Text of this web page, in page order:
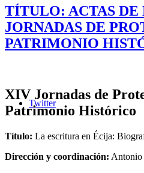
Twitter
TÍTULO: ACTAS DE
JORNADAS DE
PATRIMONIO
XIV Jornadas de
Patrimonio Histórico
Título: La escritura en Écija:
Dirección y coordinación: Antonio